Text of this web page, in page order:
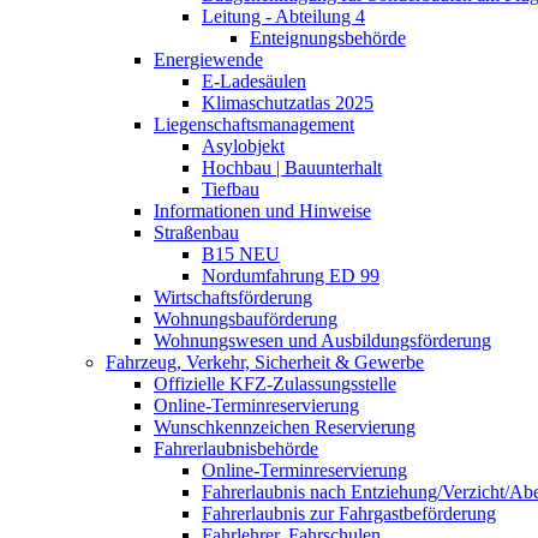
Leitung - Abteilung 4
Enteignungsbehörde
Energiewende
E-Ladesäulen
Klimaschutzatlas 2025
Liegenschaftsmanagement
Asylobjekt
Hochbau | Bauunterhalt
Tiefbau
Informationen und Hinweise
Straßenbau
B15 NEU
Nordumfahrung ED 99
Wirtschaftsförderung
Wohnungsbauförderung
Wohnungswesen und Ausbildungsförderung
Fahrzeug, Verkehr, Sicherheit & Gewerbe
Offizielle KFZ-Zulassungsstelle
Online-Terminreservierung
Wunschkennzeichen Reservierung
Fahrerlaubnisbehörde
Online-Terminreservierung
Fahrerlaubnis nach Entziehung/Verzicht/
Fahrerlaubnis zur Fahrgastbeförderung